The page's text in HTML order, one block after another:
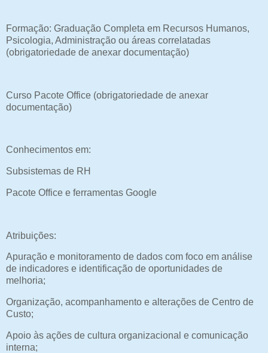
Formação: Graduação Completa em Recursos Humanos,
Psicologia, Administração ou áreas correlatadas
(obrigatoriedade de anexar documentação)
Curso Pacote Office (obrigatoriedade de anexar
documentação)
Conhecimentos em:
Subsistemas de RH
Pacote Office e ferramentas Google
Atribuições:
Apuração e monitoramento de dados com foco em análise
de indicadores e identificação de oportunidades de
melhoria;
Organização, acompanhamento e alterações de Centro de
Custo;
Apoio às ações de cultura organizacional e comunicação
interna;